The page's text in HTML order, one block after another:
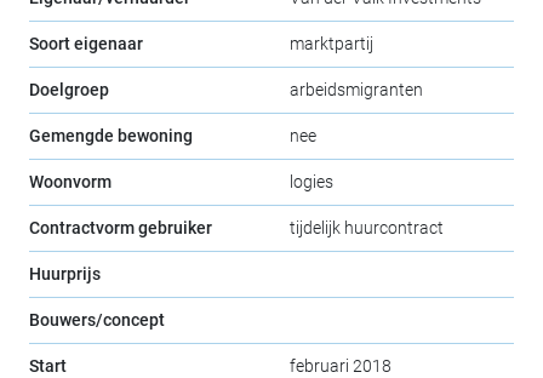
Soort eigenaar marktpartij
Doelgroep arbeidsmigranten
Gemengde bewoning nee
Woonvorm logies
Contractvorm gebruiker tijdelijk huurcontract
Huurprijs
Bouwers/concept
Start februari 2018